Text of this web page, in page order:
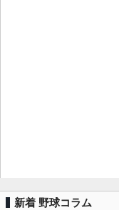
新着 野球コラム